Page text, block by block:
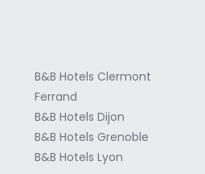
B&B Hotels Clermont
Ferrand
B&B Hotels Dijon
B&B Hotels Grenoble
B&B Hotels Lyon